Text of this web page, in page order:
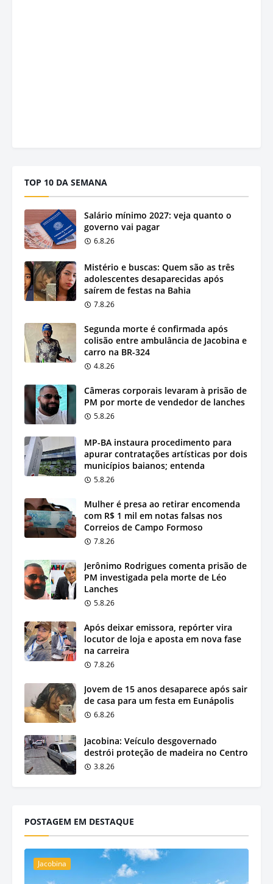
TOP 10 DA SEMANA
Salário mínimo 2027: veja quanto o
governo vai pagar
6.8.26
Mistério e buscas: Quem são as três
adolescentes desaparecidas após
saírem de festas na Bahia
7.8.26
Segunda morte é confirmada após
colisão entre ambulância de Jacobina e
carro na BR-324
4.8.26
Câmeras corporais levaram à prisão de
PM por morte de vendedor de lanches
5.8.26
MP-BA instaura procedimento para
apurar contratações artísticas por dois
municípios baianos; entenda
5.8.26
Mulher é presa ao retirar encomenda
com R$ 1 mil em notas falsas nos
Correios de Campo Formoso
7.8.26
Jerônimo Rodrigues comenta prisão de
PM investigada pela morte de Léo
Lanches
5.8.26
Após deixar emissora, repórter vira
locutor de loja e aposta em nova fase
na carreira
7.8.26
Jovem de 15 anos desaparece após sair
de casa para um festa em Eunápolis
6.8.26
Jacobina: Veículo desgovernado
destrói proteção de madeira no Centro
3.8.26
POSTAGEM EM DESTAQUE
Jacobina